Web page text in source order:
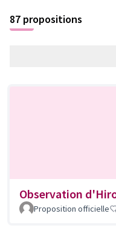
87 propositions
Observation
Proposition officielle